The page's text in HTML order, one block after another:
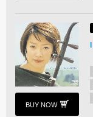
BUY NOW